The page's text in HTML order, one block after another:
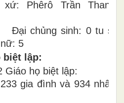
Phêrô Trần Thanh
chủng sinh: 0 tu sĩ
5
biệt lập:
Giáo họ biệt lập:
gia đình và 934 nhân